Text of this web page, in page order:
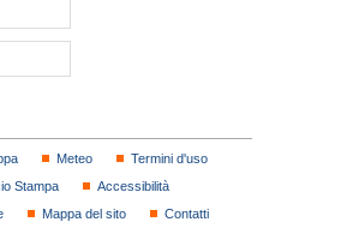
Meteo
Termini d'uso
Stampa
Accessibilità
Mappa del sito
Contatti